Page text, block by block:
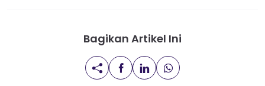
Bagikan Artikel Ini